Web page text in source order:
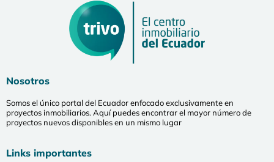
Nosotros
Somos el único portal del Ecuador enfocado exclusivamente en
proyectos inmobiliarios. Aquí puedes encontrar el mayor número de
proyectos nuevos disponibles en un mismo lugar
Links importantes